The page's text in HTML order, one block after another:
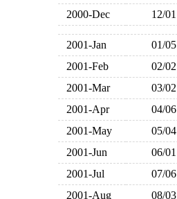
2000-Dec
12/01
2001-Jan 01/05
2001-Feb
02/02
2001-Mar
03/02
2001-Apr
04/06
2001-May
05/04
2001-Jun
06/01
2001-Jul
07/06
2001-Aug
08/03